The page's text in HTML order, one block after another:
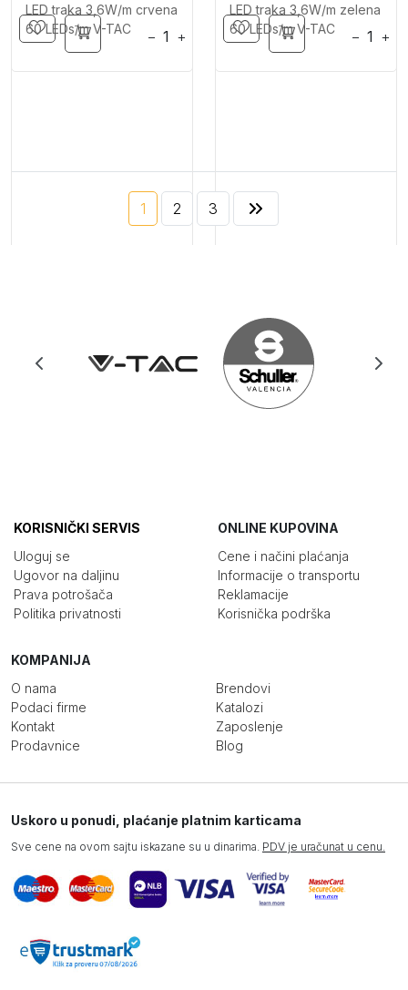
− + − +
LED traka 3,6W/m crvena
60 LEDs/m V-TAC
− +
LED traka 3,6W/m zelena
60 LEDs/m V-TAC
250 RSD
+
1 2 3
KORISNIČKI SERVIS
Uloguj se
Ugovor na daljinu
Prava potrošača
Politika privatnosti
ONLINE KUPOVINA
Cene i načini plaćanja
Informacije o transportu
Reklamacije
Korisnička podrška
KOMPANIJA
O nama
Podaci firme
Kontakt
Prodavnice
Brendovi
Katalozi
Zaposlenje
Blog
Uskoro u ponudi, plaćanje platnim karticama
Sve cene na ovom sajtu iskazane su u dinarima. PDV je uračunat u cenu.